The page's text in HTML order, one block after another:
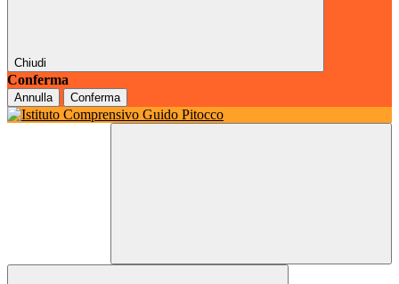
Chiudi
Conferma
Annulla Conferma